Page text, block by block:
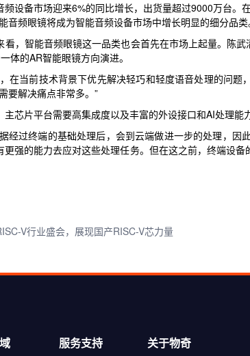
设备市场迎来6%的同比增长，出货量超过9000万台
音频眼镜将成为智能音频设备市场中增长明显的细分品类
看，智能音频眼镜这一品类也会首先在市场上起量。陈
体的AR智能眼镜方向演进。
在当前技术背景下优先解决轻巧和轻度语音处理的问
要解决痛点非常多。”
芯片平台需要高集成度以及丰富的外设接口和AI处理
经过终端的基础处理后，会到云端做进一步的处理，
强的能力去应对这些处理任务。但在这之前，终端设
V行业盛会，展现国产RISC-V芯力量
服务支持 关于物奇